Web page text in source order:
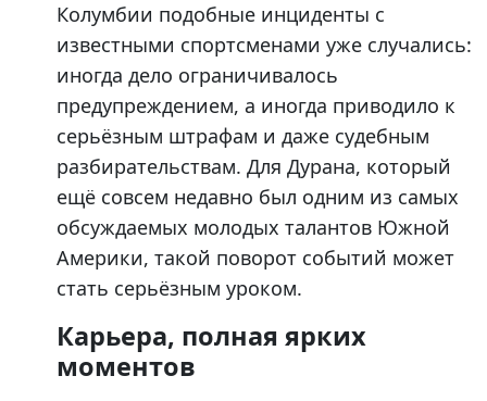
Колумбии подобные инциденты с
известными спортсменами уже случались:
иногда дело ограничивалось
предупреждением, а иногда приводило к
серьёзным штрафам и даже судебным
разбирательствам. Для Дурана, который
ещё совсем недавно был одним из самых
обсуждаемых молодых талантов Южной
Америки, такой поворот событий может
стать серьёзным уроком.
Карьера, полная ярких
моментов